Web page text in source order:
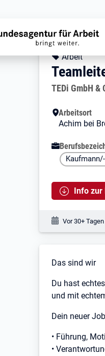
Arbeit
Arbeitgeber:
TEDi GmbH &
Arbeitsort
Achim bei
Info zur
Vor 30+
Das sind wir
Du hast
und mit
Dein neuer Job
• Führung,
•